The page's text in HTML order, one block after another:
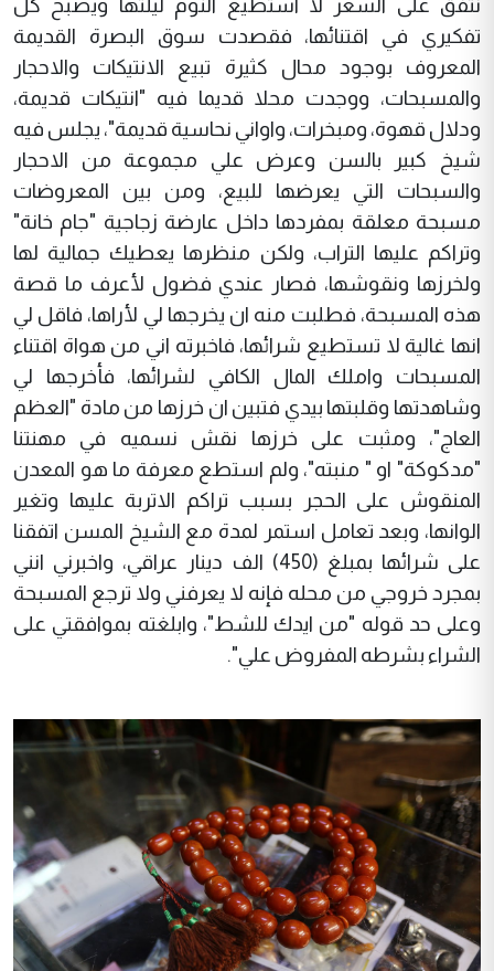
تفكيري في اقتنائها، فقصدت سوق البصرة القديمة
المعروف بوجود محال كثيرة تبيع الانتيكات والاحجار
والمسبحات، ووجدت محلا قديما فيه "انتيكات قديمة،
ودلال قهوة، ومبخرات، واواني نحاسية قديمة"، يجلس فيه
شيخ كبير بالسن وعرض علي مجموعة من الاحجار
والسبحات التي يعرضها للبيع، ومن بين المعروضات
مسبحة معلقة بمفردها داخل عارضة زجاجية "جام خانة"
وتراكم عليها التراب، ولكن منظرها يعطيك جمالية لها
ولخرزها ونقوشها، فصار عندي فضول لأعرف ما قصة
هذه المسبحة، فطلبت منه ان يخرجها لي لأراها، فاقل لي
انها غالية لا تستطيع شرائها، فاخبرته اني من هواة اقتناء
المسبحات واملك المال الكافي لشرائها، فأخرجها لي
وشاهدتها وقلبتها بيدي فتبين ان خرزها من مادة "العظم
العاج"، ومثبت على خرزها نقش نسميه في مهنتنا
"مدكوكة" او " منبته"، ولم استطع معرفة ما هو المعدن
المنقوش على الحجر بسبب تراكم الاتربة عليها وتغير
الوانها، وبعد تعامل استمر لمدة مع الشيخ المسن اتفقنا
على شرائها بمبلغ (450) الف دينار عراقي، واخبرني انني
بمجرد خروجي من محله فإنه لا يعرفني ولا ترجع المسبحة
وعلى حد قوله "من ايدك للشط"، وابلغته بموافقتي على
الشراء بشرطه المفروض علي".